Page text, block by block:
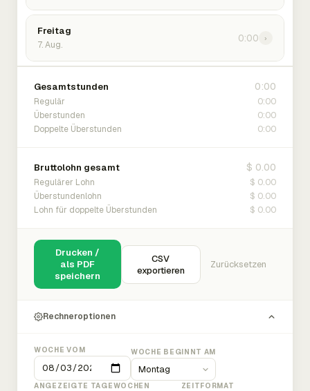
Freitag
7. Aug.
0:00 ›
Gesamtstunden 0:00
Regulär 0:00
Überstunden 0:00
Doppelte Überstunden 0:00
Bruttolohn gesamt $ 0.00
Regulärer Lohn $ 0.00
Überstundenlohn $ 0.00
Lohn für doppelte Überstunden $ 0.00
Drucken /
als PDF
speichern
CSV
exportieren
Zurücksetzen
Rechneroptionen
WOCHE VOM WOCHE BEGINNT AM
ANGEZEIGTE TAGEWOCHEN ZEITFORMAT